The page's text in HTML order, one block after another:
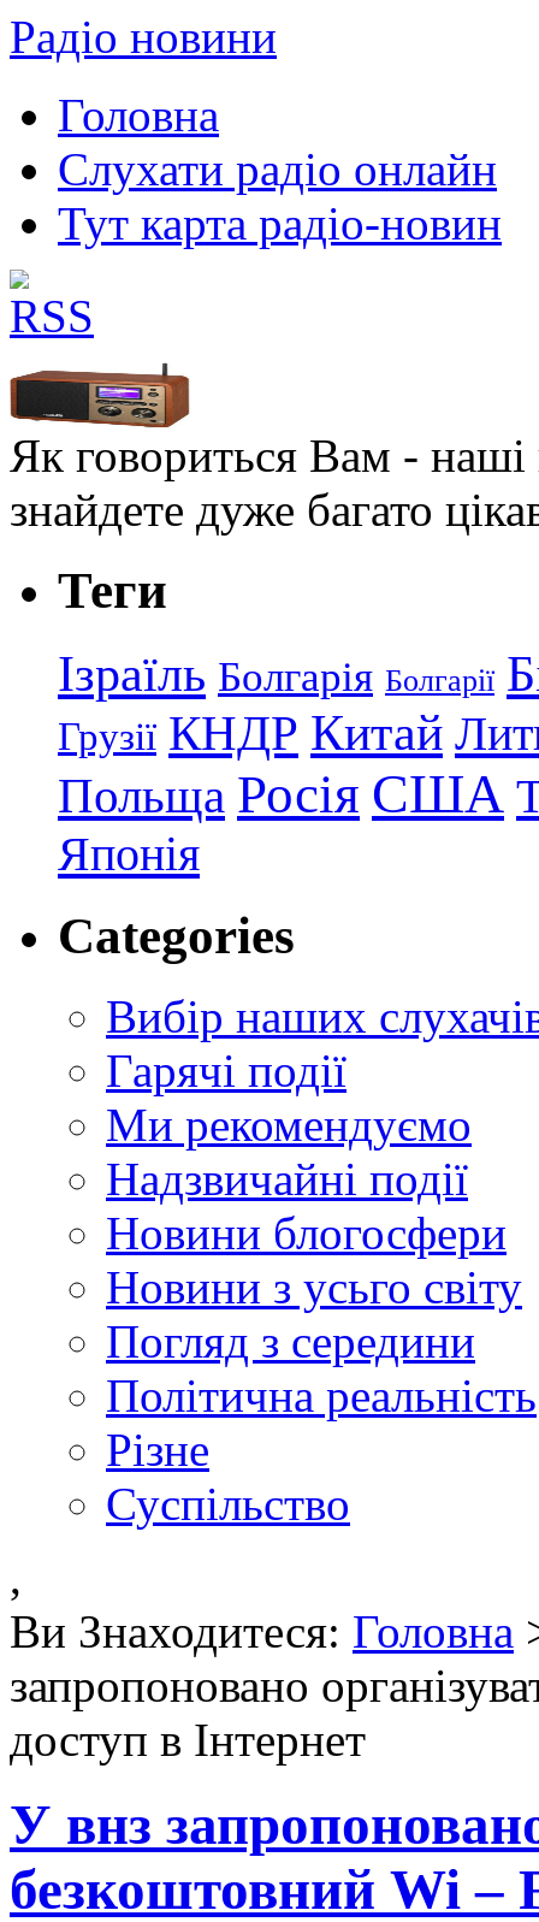
Радіо новини
Головна
Слухати радіо онлайн
Тут карта радіо-новин
Як говориться Вам - наші
знайдете дуже багато
Теги
Ізраїль Болгарія Болгарії
Грузії КНДР Китай
Польща Росія США
Японія
Categories
Вибір наших
Гарячі події
Ми рекомендуємо
Надзвичайні події
Новини блогосфери
Новини з усьго світу
Погляд з середини
Політична реальність
Різне
Суспільство
,
Ви Знаходитеся: Головна
запропоновано
доступ в Інтернет
У внз
безкоштовний Wi –